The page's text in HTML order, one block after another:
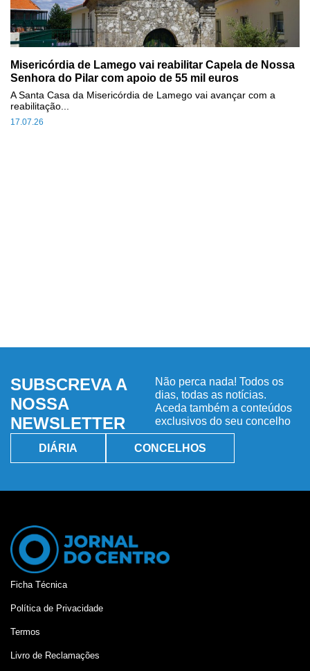
Misericórdia de Lamego vai reabilitar Capela de Nossa
Senhora do Pilar com apoio de 55 mil euros
17.07.26
A Santa Casa da Misericórdia de Lamego vai avançar com a
reabilitação...
SUBSCREVA A
NOSSA
NEWSLETTER
Não perca nada! Todos os
dias, todas as notícias.
Aceda também a conteúdos
exclusivos do seu concelho
DIÁRIA CONCELHOS
Ficha Técnica
Política de Privacidade
Termos
Livro de Reclamações